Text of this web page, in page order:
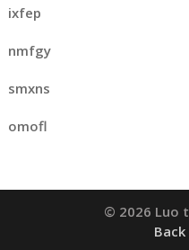
ixfep
nmfgy
smxns
omofl
© 2026 Luo